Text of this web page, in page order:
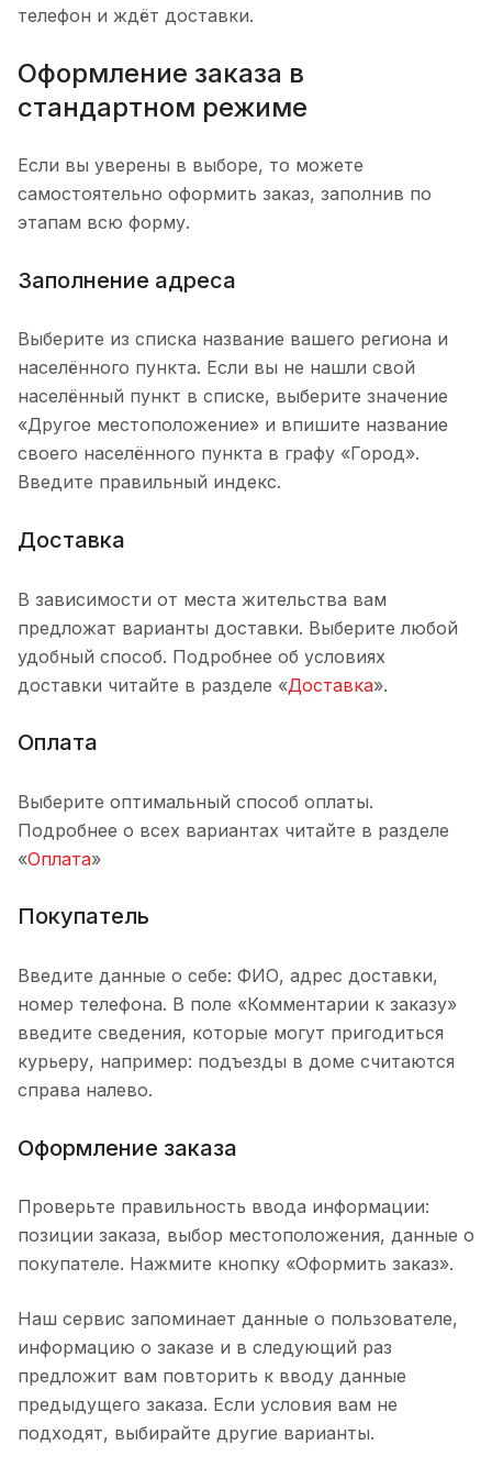
телефон и ждёт доставки.
Оформление заказа в
стандартном режиме
Если вы уверены в выборе, то можете
самостоятельно оформить заказ, заполнив по
этапам всю форму.
Заполнение адреса
Выберите из списка название вашего региона и
населённого пункта. Если вы не нашли свой
населённый пункт в списке, выберите значение
«Другое местоположение» и впишите название
своего населённого пункта в графу «Город».
Введите правильный индекс.
Доставка
В зависимости от места жительства вам
предложат варианты доставки. Выберите любой
удобный способ. Подробнее об условиях
доставки читайте в разделе «Доставка».
Оплата
Выберите оптимальный способ оплаты.
Подробнее о всех вариантах читайте в разделе
«Оплата»
Покупатель
Введите данные о себе: ФИО, адрес доставки,
номер телефона. В поле «Комментарии к заказу»
введите сведения, которые могут пригодиться
курьеру, например: подъезды в доме считаются
справа налево.
Оформление заказа
Проверьте правильность ввода информации:
позиции заказа, выбор местоположения, данные о
покупателе. Нажмите кнопку «Оформить заказ».
Наш сервис запоминает данные о пользователе,
информацию о заказе и в следующий раз
предложит вам повторить к вводу данные
предыдущего заказа. Если условия вам не
подходят, выбирайте другие варианты.